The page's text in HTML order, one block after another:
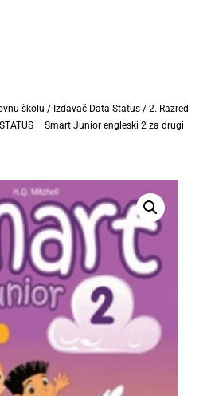
školu / Izdavač Data Status/ 2. Razred
– Smart Junior engleski 2 za drugi